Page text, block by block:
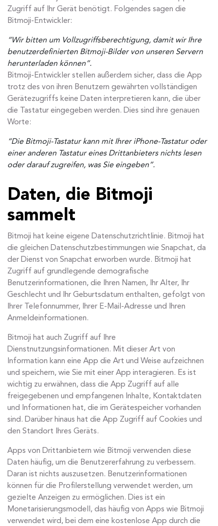
Zugriff auf Ihr Gerät benötigt. Folgendes sagen die
Bitmoji-Entwickler:
“Wir bitten um Vollzugriffsberechtigung, damit wir Ihre
benutzerdefinierten Bitmoji-Bilder von unseren Servern
herunterladen können”.
Bitmoji-Entwickler stellen außerdem sicher, dass die App
trotz des von ihren Benutzern gewährten vollständigen
Gerätezugriffs keine Daten interpretieren kann, die über
die Tastatur eingegeben werden. Dies sind ihre genauen
Worte:
“Die Bitmoji-Tastatur kann mit Ihrer iPhone-Tastatur oder
einer anderen Tastatur eines Drittanbieters nichts lesen
oder darauf zugreifen, was Sie eingeben”.
Daten, die Bitmoji
sammelt
Bitmoji hat keine eigene Datenschutzrichtlinie. Bitmoji hat
die gleichen Datenschutzbestimmungen wie Snapchat, da
der Dienst von Snapchat erworben wurde. Bitmoji hat
Zugriff auf grundlegende demografische
Benutzerinformationen, die Ihren Namen, Ihr Alter, Ihr
Geschlecht und Ihr Geburtsdatum enthalten, gefolgt von
Ihrer Telefonnummer, Ihrer E-Mail-Adresse und Ihren
Anmeldeinformationen.
Bitmoji hat auch Zugriff auf Ihre
Dienstnutzungsinformationen. Mit dieser Art von
Information kann eine App die Art und Weise aufzeichnen
und speichern, wie Sie mit einer App interagieren. Es ist
wichtig zu erwähnen, dass die App Zugriff auf alle
freigegebenen und empfangenen Inhalte, Kontaktdaten
und Informationen hat, die im Gerätespeicher vorhanden
sind. Darüber hinaus hat die App Zugriff auf Cookies und
den Standort Ihres Geräts.
Apps von Drittanbietern wie Bitmoji verwenden diese
Daten häufig, um die Benutzererfahrung zu verbessern.
Daran ist nichts auszusetzen. Benutzerinformationen
können für die Profilerstellung verwendet werden, um
gezielte Anzeigen zu ermöglichen. Dies ist ein
Monetarisierungsmodell, das häufig von Apps wie Bitmoji
verwendet wird, bei dem eine kostenlose App durch die